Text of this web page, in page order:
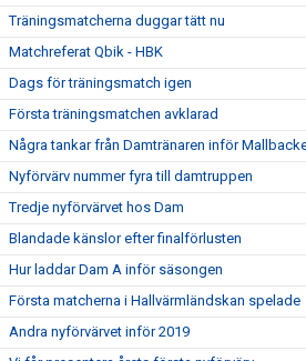
Träningsmatcherna duggar tätt nu
Matchreferat Qbik - HBK
Dags för träningsmatch igen
Första träningsmatchen avklarad
Några tankar från Damtränaren inför
Nyförvärv nummer fyra till damtruppen
Tredje nyförvärvet hos Dam
Blandade känslor efter finalförlusten
Hur laddar Dam A inför säsongen
Första matcherna i Hallvärmländskan spelade
Andra nyförvärvet inför 2019